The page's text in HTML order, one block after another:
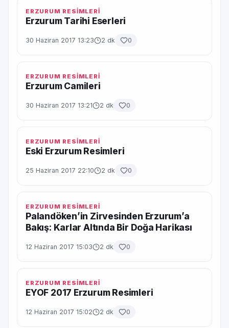
ERZURUM RESİMLERİ
Erzurum Tarihi Eserleri
30 Haziran 2017 13:23 2 dk 0
ERZURUM RESİMLERİ
Erzurum Camileri
30 Haziran 2017 13:21 2 dk 0
ERZURUM RESİMLERİ
Eski Erzurum Resimleri
25 Haziran 2017 22:10 2 dk 0
ERZURUM RESİMLERİ
Palandöken’in Zirvesinden Erzurum’a
Bakış: Karlar Altında Bir Doğa Harikası
12 Haziran 2017 15:03 2 dk 0
ERZURUM RESİMLERİ
EYOF 2017 Erzurum Resimleri
12 Haziran 2017 15:02 2 dk 0